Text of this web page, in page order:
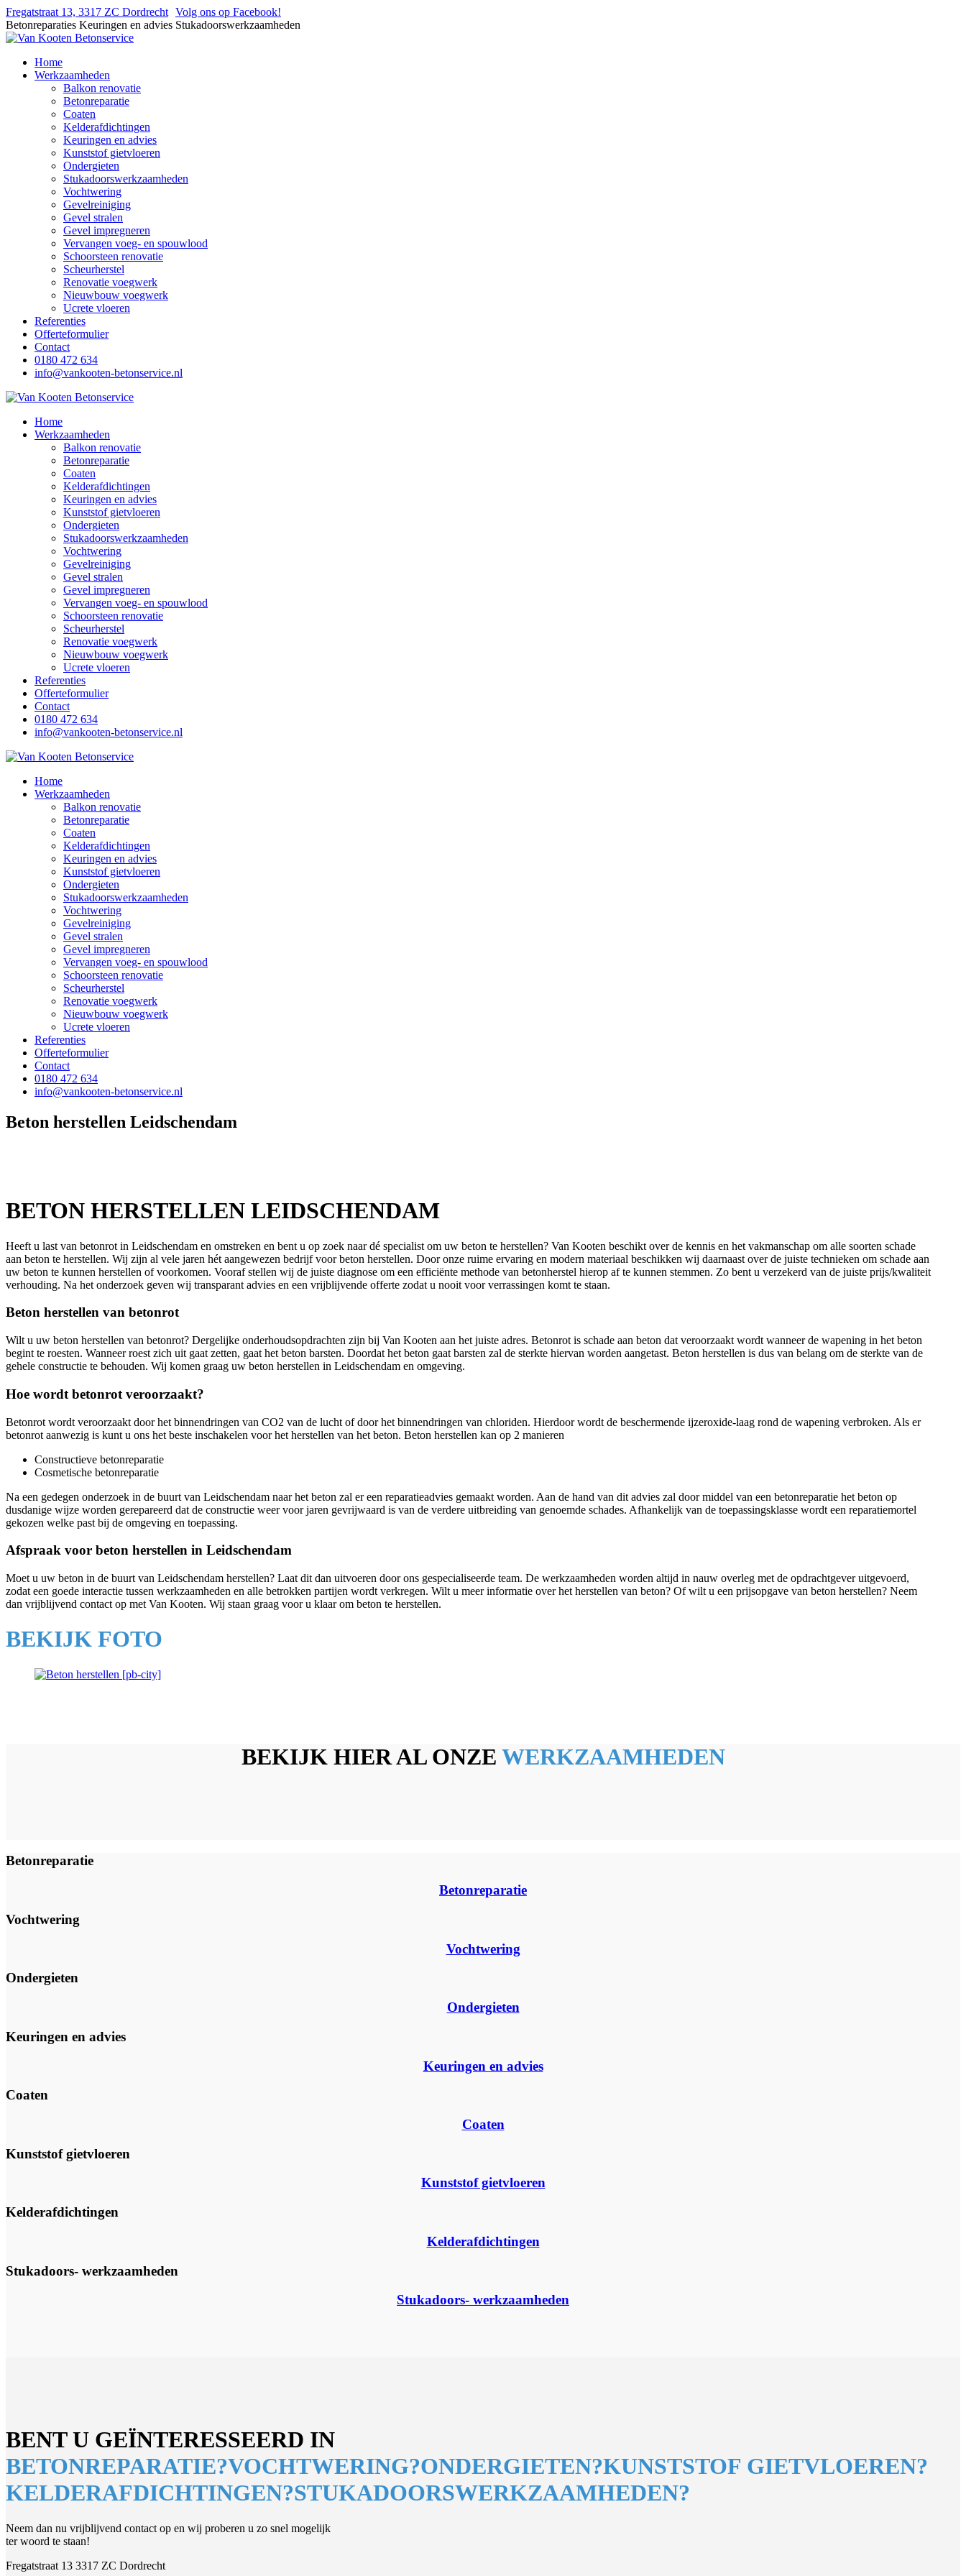
Fregatstraat 13, 3317 ZC Dordrecht Volg ons op Facebook!
Betonreparaties Keuringen en advies Stukadoorswerkzaamheden
Home
Werkzaamheden
Balkon renovatie
Betonreparatie
Coaten
Kelderafdichtingen
Keuringen en advies
Kunststof gietvloeren
Ondergieten
Stukadoorswerkzaamheden
Vochtwering
Gevelreiniging
Gevel stralen
Gevel impregneren
Vervangen voeg- en spouwlood
Schoorsteen renovatie
Scheurherstel
Renovatie voegwerk
Nieuwbouw voegwerk
Ucrete vloeren
Referenties
Offerteformulier
Contact
0180 472 634
info@vankooten-betonservice.nl
Home
Werkzaamheden
Balkon renovatie
Betonreparatie
Coaten
Kelderafdichtingen
Keuringen en advies
Kunststof gietvloeren
Ondergieten
Stukadoorswerkzaamheden
Vochtwering
Gevelreiniging
Gevel stralen
Gevel impregneren
Vervangen voeg- en spouwlood
Schoorsteen renovatie
Scheurherstel
Renovatie voegwerk
Nieuwbouw voegwerk
Ucrete vloeren
Referenties
Offerteformulier
Contact
0180 472 634
info@vankooten-betonservice.nl
Home
Werkzaamheden
Balkon renovatie
Betonreparatie
Coaten
Kelderafdichtingen
Keuringen en advies
Kunststof gietvloeren
Ondergieten
Stukadoorswerkzaamheden
Vochtwering
Gevelreiniging
Gevel stralen
Gevel impregneren
Vervangen voeg- en spouwlood
Schoorsteen renovatie
Scheurherstel
Renovatie voegwerk
Nieuwbouw voegwerk
Ucrete vloeren
Referenties
Offerteformulier
Contact
0180 472 634
info@vankooten-betonservice.nl
Beton herstellen Leidschendam
BETON HERSTELLEN LEIDSCHENDAM
Heeft u last van betonrot in Leidschendam en omstreken en bent u op zoek naar dé specialist om uw beton te herstellen? Van Kooten beschikt over de kennis en het vakmanschap om alle soorten schade
aan beton te herstellen. Wij zijn al vele jaren hét aangewezen bedrijf voor beton herstellen. Door onze ruime ervaring en modern materiaal beschikken wij daarnaast over de juiste technieken om schade aan
uw beton te kunnen herstellen of voorkomen. Vooraf stellen wij de juiste diagnose om een efficiënte methode van betonherstel hierop af te kunnen stemmen. Zo bent u verzekerd van de juiste prijs/kwaliteit
verhouding. Na het onderzoek geven wij transparant advies en een vrijblijvende offerte zodat u nooit voor verrassingen komt te staan.
Beton herstellen van betonrot
Wilt u uw beton herstellen van betonrot? Dergelijke onderhoudsopdrachten zijn bij Van Kooten aan het juiste adres. Betonrot is schade aan beton dat veroorzaakt wordt wanneer de wapening in het beton
begint te roesten. Wanneer roest zich uit gaat zetten, gaat het beton barsten. Doordat het beton gaat barsten zal de sterkte hiervan worden aangetast. Beton herstellen is dus van belang om de sterkte van de
gehele constructie te behouden. Wij komen graag uw beton herstellen in Leidschendam en omgeving.
Hoe wordt betonrot veroorzaakt?
Betonrot wordt veroorzaakt door het binnendringen van CO2 van de lucht of door het binnendringen van chloriden. Hierdoor wordt de beschermende ijzeroxide-laag rond de wapening verbroken. Als er
betonrot aanwezig is kunt u ons het beste inschakelen voor het herstellen van het beton. Beton herstellen kan op 2 manieren
Constructieve betonreparatie
Cosmetische betonreparatie
Na een gedegen onderzoek in de buurt van Leidschendam naar het beton zal er een reparatieadvies gemaakt worden. Aan de hand van dit advies zal door middel van een betonreparatie het beton op
dusdanige wijze worden gerepareerd dat de constructie weer voor jaren gevrijwaard is van de verdere uitbreiding van genoemde schades. Afhankelijk van de toepassingsklasse wordt een reparatiemortel
gekozen welke past bij de omgeving en toepassing.
Afspraak voor beton herstellen in Leidschendam
Moet u uw beton in de buurt van Leidschendam herstellen? Laat dit dan uitvoeren door ons gespecialiseerde team. De werkzaamheden worden altijd in nauw overleg met de opdrachtgever uitgevoerd,
zodat een goede interactie tussen werkzaamheden en alle betrokken partijen wordt verkregen. Wilt u meer informatie over het herstellen van beton? Of wilt u een prijsopgave van beton herstellen? Neem
dan vrijblijvend contact op met Van Kooten. Wij staan graag voor u klaar om beton te herstellen.
BEKIJK FOTO
BEKIJK HIER AL ONZE WERKZAAMHEDEN
Betonreparatie
Betonreparatie
Vochtwering
Vochtwering
Ondergieten
Ondergieten
Keuringen en advies
Keuringen en advies
Coaten
Coaten
Kunststof gietvloeren
Kunststof gietvloeren
Kelderafdichtingen
Kelderafdichtingen
Stukadoors- werkzaamheden
Stukadoors- werkzaamheden
BENT U GEÏNTERESSEERD IN
BETONREPARATIE?VOCHTWERING?ONDERGIETEN?KUNSTSTOF GIETVLOEREN?
KELDERAFDICHTINGEN?STUKADOORSWERKZAAMHEDEN?
Neem dan nu vrijblijvend contact op en wij proberen u zo snel mogelijk
ter woord te staan!
Fregatstraat 13 3317 ZC Dordrecht